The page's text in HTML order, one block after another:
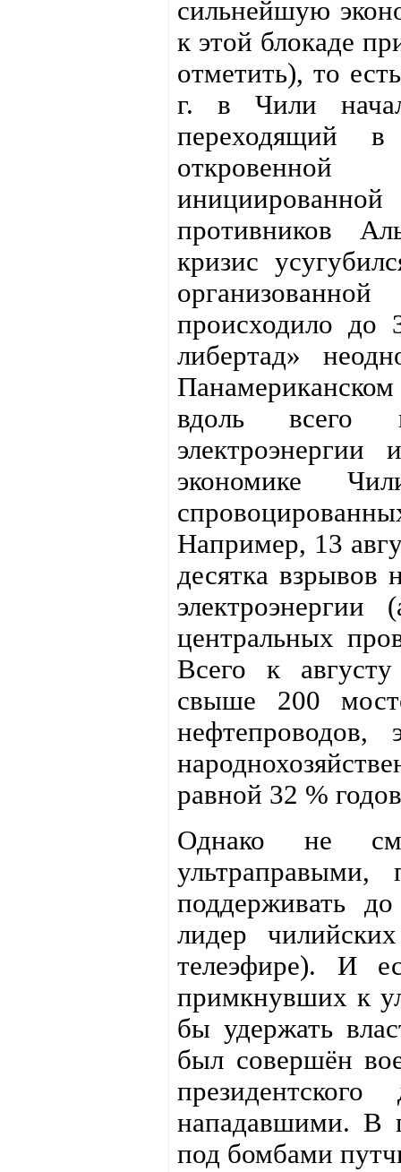
сильнейшую
к этой блокаде
отметить), то
г. в Чили
переходящий
противников
кризис
происходило до
либертад»
вдоль всего
экономике
Например, 13
десятка взрывов
центральных
Всего к
свыше 200
равной 32 %
Однако не
ультраправыми,
поддерживать
лидер
телеэфире). И
примкнувших к
бы удержать
был совершён
нападавшими. В
под бомбами